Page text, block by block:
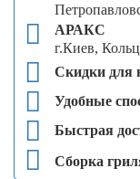
АРАКС
г.Киев,
Скидки для
Удобные
Быстрая
Сборка